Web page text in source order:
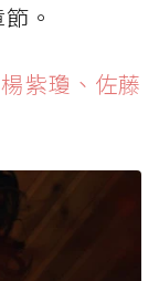
。
紫瓊、佐藤